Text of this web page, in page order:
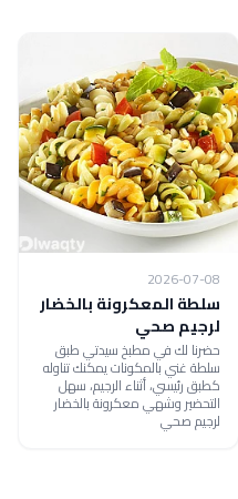
2026-07-08
سلطة المعكرونة بالخضار
لرجيم صحي
حضرنا لك في مطبخ سيدتي طبق
سلطة غني بالمكونات يمكنك تناوله
كطبق رئيسي، أثناء الرجيم، سهل
التحضير وشهي معكرونة بالخضار
لرجيم صحي